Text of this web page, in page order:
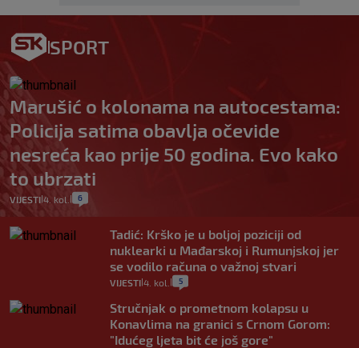
SPORT
Marušić o kolonama na autocestama:
Policija satima obavlja očevide
nesreća kao prije 50 godina. Evo kako
to ubrzati
VIJESTI 4. kol. 6
Tadić: Krško je u boljoj poziciji od
nuklearki u Mađarskoj i Rumunjskoj jer
se vodilo računa o važnoj stvari
VIJESTI 4. kol. 5
Stručnjak o prometnom kolapsu u
Konavlima na granici s Crnom Gorom:
"Idućeg ljeta bit će još gore"